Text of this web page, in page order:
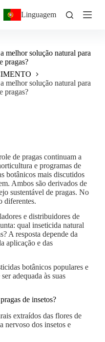
Linguagem
melhor solução natural para
pragas?
melhor solução natural para
pragas?
de pragas continuam a
e programas de
botânicos mais discutidos
Ambos são derivados de
sustentável de pragas. No
diferentes.
e distribuidores de
qual inseticida natural
A resposta depende da
aplicação e das
botânicos populares e
adequada às suas
de insetos?
extraídos das flores de
nervoso dos insetos e